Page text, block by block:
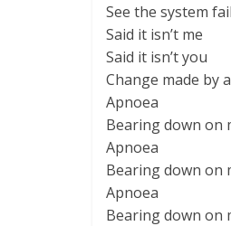
See the system fail
Said it isn’t me
Said it isn’t you
Change made by
Apnoea
Bearing down on
Apnoea
Bearing down on
Apnoea
Bearing down on